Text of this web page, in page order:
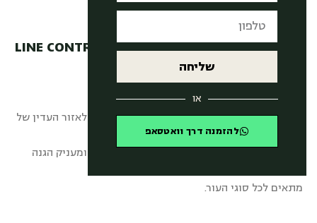
שליחה
או
להזמנה דרך וואטסאפ
קרם עיניים ליין קונטרול – LINE CONTROL EYE
CREAM
₪299.00
קרם עיניים במרקם קליל ונספג בקלות, המותאם לאזור העדין של
העפעפיים, מלחח ומגמיש את העור.
הקרם מטשטש קמטוטים, מעכב הופעת קמטוטים ומעניק הגנה
מתאים לכל סוגי העור.